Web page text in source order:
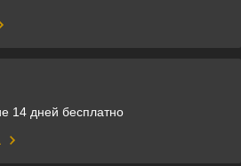
14 дней бесплатно